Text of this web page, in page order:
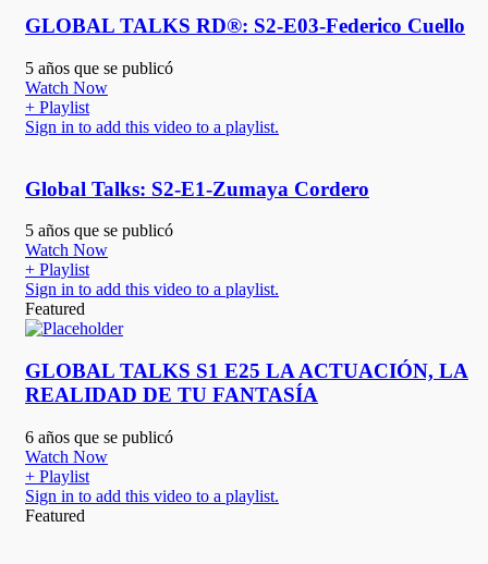
GLOBAL TALKS RD®: S2-E03-Federico Cuello
5 años que se publicó
Watch Now
+ Playlist
Sign in to add this video to a playlist.
Global Talks: S2-E1-Zumaya Cordero
5 años que se publicó
Watch Now
+ Playlist
Sign in to add this video to a playlist.
Featured
GLOBAL TALKS S1 E25 LA ACTUACIÓN, LA
REALIDAD DE TU FANTASÍA
6 años que se publicó
Watch Now
+ Playlist
Sign in to add this video to a playlist.
Featured